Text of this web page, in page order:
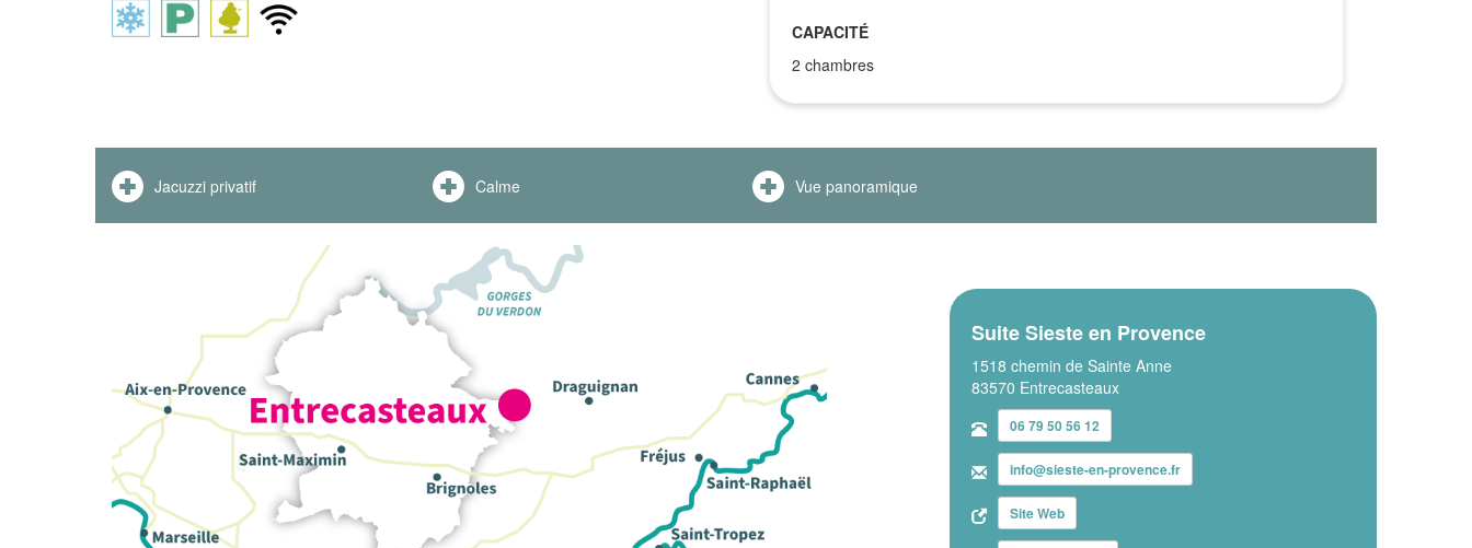
CAPACITÉ
2 chambres
Jacuzzi privatif Calme Vue panoramique
Suite Sieste en Provence
1518 chemin de Sainte Anne
83570 Entrecasteaux
06 79 50 56 12
info@sieste-en-provence.fr
Site Web